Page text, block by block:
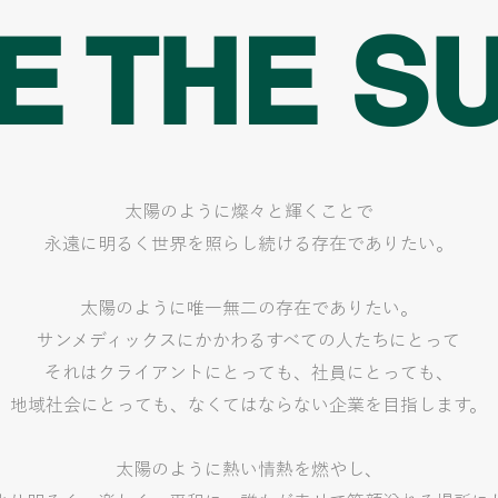
THE
太陽のように燦々と輝くことで
永遠に明るく世界を照らし続ける存在でありたい。
太陽のように唯一無二の存在でありたい。
サンメディックスにかかわるすべての人たちにとって
それはクライアントにとっても、社員にとっても、
地域社会にとっても、なくてはならない企業を目指します。
太陽のように熱い情熱を燃やし、